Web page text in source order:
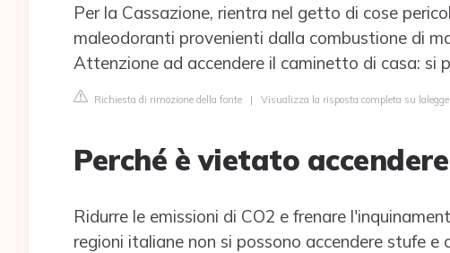
Per la Cassazione, rientra nel getto di cose
maleodoranti provenienti dalla combustione di
Attenzione ad accendere il caminetto di casa: si
Richiesta di rimozione della fonte | Visualizza la risposta completa su
Perché è vietato
Ridurre le emissioni di CO2 e frenare
regioni italiane non si possono accendere stufe